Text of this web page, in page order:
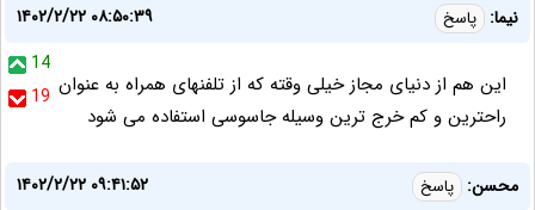
نیما: پاسخ
۱۴۰۲/۲/۲۲ ۰۸:۵۰:۳۹
14
19 این هم از دنیای مجاز خیلی وقته که از تلفنهای همراه به عنوان
راحترین و کم خرج ترین وسیله جاسوسی استفاده می شود
محسن: پاسخ
۱۴۰۲/۲/۲۲ ۰۹:۴۱:۵۲